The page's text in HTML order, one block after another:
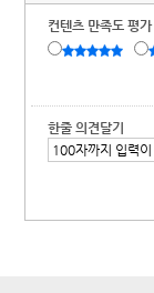
컨텐츠 만족도 평가
한줄 의견달기